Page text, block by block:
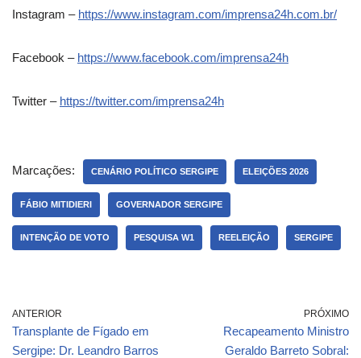
Instagram – https://www.instagram.com/imprensa24h.com.br/
Facebook – https://www.facebook.com/imprensa24h
Twitter – https://twitter.com/imprensa24h
Marcações: CENÁRIO POLÍTICO SERGIPE ELEIÇÕES 2026
FÁBIO MITIDIERI GOVERNADOR SERGIPE
INTENÇÃO DE VOTO PESQUISA W1 REELEIÇÃO SERGIPE
ANTERIOR
Transplante de Fígado em
Sergipe: Dr. Leandro Barros
PRÓXIMO
Recapeamento Ministro
Geraldo Barreto Sobral: